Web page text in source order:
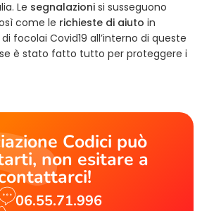
Le segnalazioni si susseguono
come le richieste di aiuto in
focolai Covid19 all’interno di queste
è stato fatto tutto per proteggere i
Codici può
non esitare a
06.55.71.996